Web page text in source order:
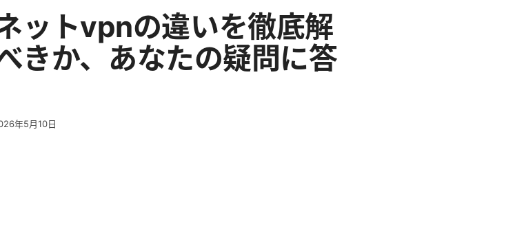
ットvpnの違いを徹底解
きか、あなたの疑問に答
年5月10日